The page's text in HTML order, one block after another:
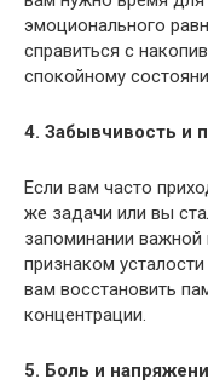
эмоционального
справиться с
спокойному
4. Забывчивость и
Если вам часто
же задачи или вы
запоминании
признаком
вам восстановить
концентрации.
5. Боль и